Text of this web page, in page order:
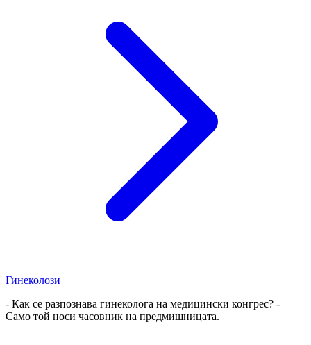
Гинеколози
- Как се разпознава гинеколога на медицински конгрес? -
Само той носи часовник на предмишницата.